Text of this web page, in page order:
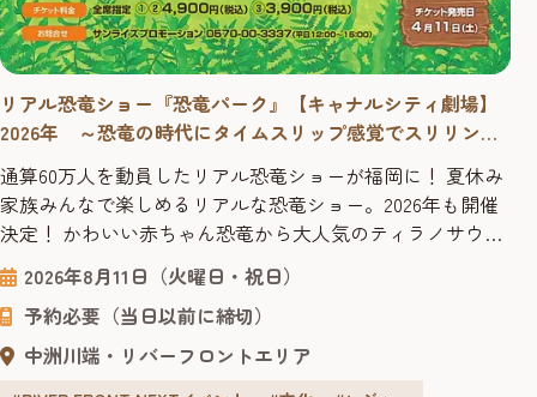
リアル恐竜ショー『恐竜パーク』【キャナルシティ劇場】
2026年 ～恐竜の時代にタイムスリップ感覚でスリリング
に学べる！
通算60万人を動員したリアル恐竜ショーが福岡に！ 夏休み
家族みんなで楽しめるリアルな恐竜ショー。2026年も開催
決定！ かわいい赤ちゃん恐竜から大人気のティラノサウル
スまで登場する、オーストラリアからやってきたリアル恐
竜ショー「恐竜パーク」は、恐竜が生きていた時代にタイ
ムスリップした感覚で楽しくスリリングに学べる、ファミ
リー向けのパフォーマンスショー。 客席で観るだけでな
2026年8月11日（火曜日・祝日）
予約必要（当日以前に締切）
中洲川端・リバーフロントエリア